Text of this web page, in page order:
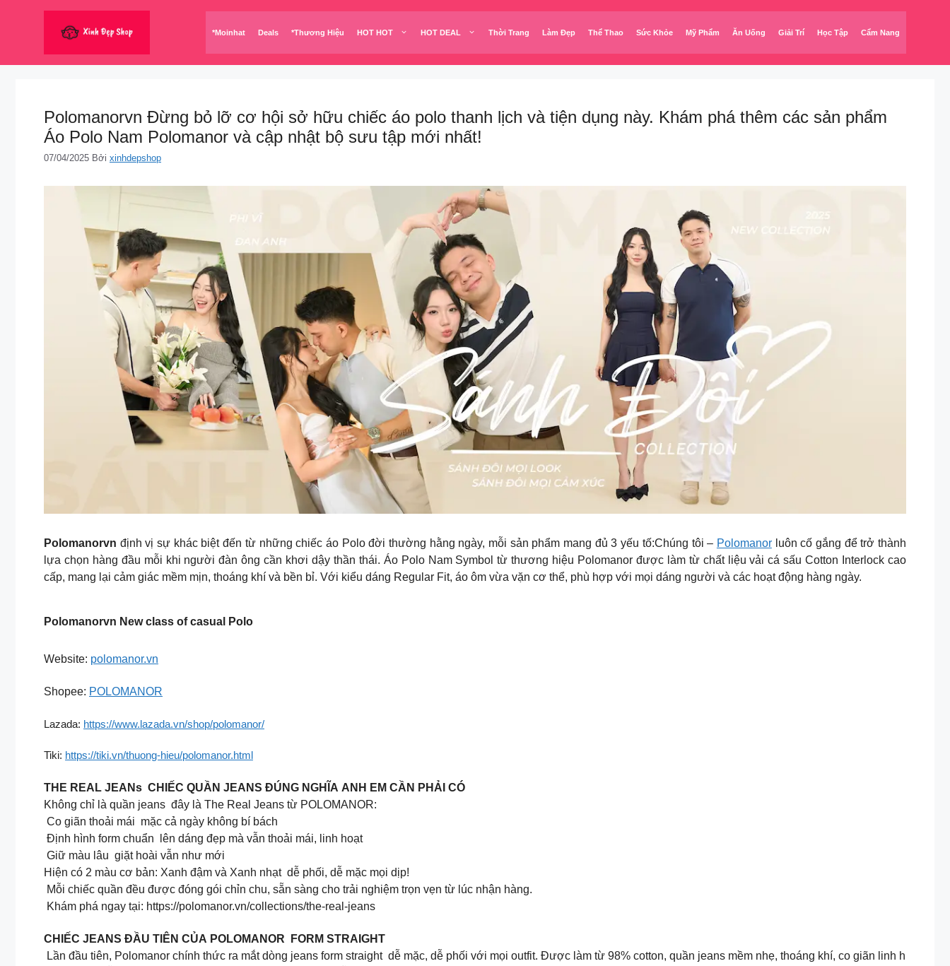
*Moinhat Deals *Thương Hiệu HOT HOT HOT DEAL Thời Trang Làm Đẹp Thể Thao Sức Khỏe Mỹ Phẩm Ăn Uống Giải Trí Học Tập Cẩm Nang
Polomanorvn Đừng bỏ lỡ cơ hội sở hữu chiếc áo polo thanh lịch và tiện dụng này. Khám phá thêm các sản phẩm
Áo Polo Nam Polomanor và cập nhật bộ sưu tập mới nhất!
07/04/2025 Bởi xinhdepshop
Polomanorvn định vị sự khác biệt đến từ những chiếc áo Polo đời thường hằng ngày, mỗi sản phẩm mang đủ 3 yếu tố:Chúng tôi – Polomanorluôn cố gắng để trở thành
lựa chọn hàng đầu mỗi khi người đàn ông cần khơi dậy thần thái. Áo Polo Nam Symbol từ thương hiệu Polomanor được làm từ chất liệu vải cá sấu Cotton Interlock cao
cấp, mang lại cảm giác mềm mịn, thoáng khí và bền bỉ. Với kiểu dáng Regular Fit, áo ôm vừa vặn cơ thể, phù hợp với mọi dáng người và các hoạt động hàng ngày.
Polomanorvn New class of casual Polo
Website: polomanor.vn
Shopee: POLOMANOR
Lazada: https://www.lazada.vn/shop/polomanor/
Tiki: https://tiki.vn/thuong-hieu/polomanor.html
THE REAL JEANs CHIẾC QUẦN JEANS ĐÚNG NGHĨA ANH EM CẦN PHẢI CÓ
Không chỉ là quần jeans đây là The Real Jeans từ POLOMANOR:
Co giãn thoải mái mặc cả ngày không bí bách
Định hình form chuẩn lên dáng đẹp mà vẫn thoải mái, linh hoạt
Giữ màu lâu giặt hoài vẫn như mới
Hiện có 2 màu cơ bản: Xanh đậm và Xanh nhạt dễ phối, dễ mặc mọi dịp!
Mỗi chiếc quần đều được đóng gói chỉn chu, sẵn sàng cho trải nghiệm trọn vẹn từ lúc nhận hàng.
Khám phá ngay tại: https://polomanor.vn/collections/the-real-jeans
CHIẾC JEANS ĐẦU TIÊN CỦA POLOMANOR FORM STRAIGHT
Lần đầu tiên, Polomanor chính thức ra mắt dòng jeans form straight dễ mặc, dễ phối với mọi outfit. Được làm từ 98% cotton, quần jeans mềm nhẹ, thoáng khí, co giãn linh h